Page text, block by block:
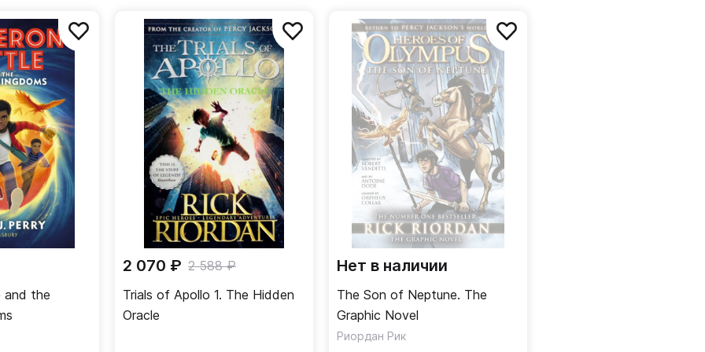
Секретные материалы».
and the
2 070 ₽ 2 588 ₽
Trials of Apollo 1. The Hidden
Oracle
Нет в наличии
The Son of Neptune. The
Graphic Novel
Риордан Рик